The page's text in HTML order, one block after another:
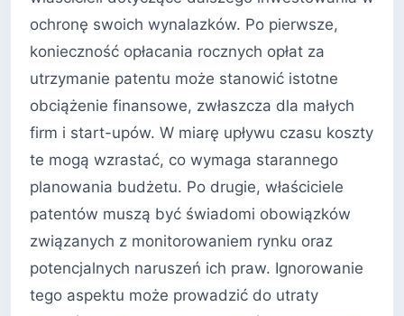
ochronę swoich wynalazków. Po pierwsze,
konieczność opłacania rocznych opłat za
utrzymanie patentu może stanowić istotne
obciążenie finansowe, zwłaszcza dla małych
firm i start-upów. W miarę upływu czasu koszty
te mogą wzrastać, co wymaga starannego
planowania budżetu. Po drugie, właściciele
patentów muszą być świadomi obowiązków
związanych z monitorowaniem rynku oraz
potencjalnych naruszeń ich praw. Ignorowanie
tego aspektu może prowadzić do utraty